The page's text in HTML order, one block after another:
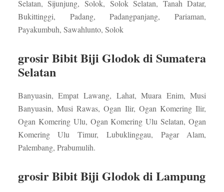
Selatan, Sijunjung, Solok, Solok Selatan, Tanah Datar,
Bukittinggi, Padang, Padangpanjang, Pariaman,
Payakumbuh, Sawahlunto, Solok
grosir Bibit Biji Glodok di Sumatera
Selatan
Banyuasin, Empat Lawang, Lahat, Muara Enim, Musi
Banyuasin, Musi Rawas, Ogan Ilir, Ogan Komering Ilir,
Ogan Komering Ulu, Ogan Komering Ulu Selatan, Ogan
Komering Ulu Timur, Lubuklinggau, Pagar Alam,
Palembang, Prabumulih.
grosir Bibit Biji Glodok di Lampung